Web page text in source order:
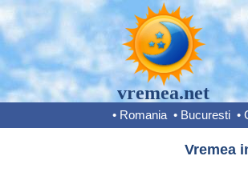
vremea.net
• Romania • Bucuresti •
Vremea